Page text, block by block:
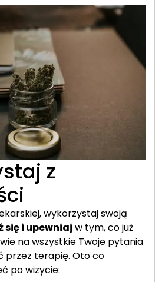
z
wykorzystaj swoją
się i upewniaj w tym, co już
na wszystkie Twoje pytania
przez terapię. Oto co
po wizycie: